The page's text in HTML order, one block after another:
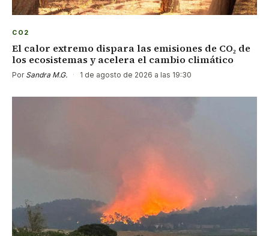
CO2
El calor extremo dispara las emisiones de CO₂ de
los ecosistemas y acelera el cambio climático
Por Sandra M.G. · 1 de agosto de 2026 a las 19:30